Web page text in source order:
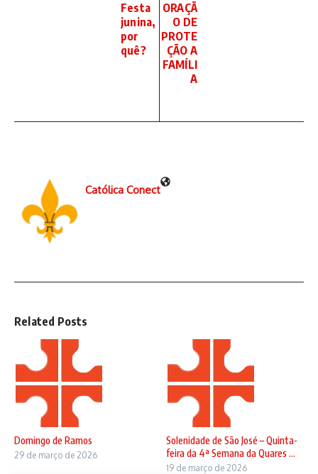
Festa
junina,
por
quê?
ORAÇÃ
O DE
PROTE
ÇÃO A
FAMÍLI
A
Católica Conect
Related Posts
Domingo de Ramos
29 de março de 2026
Solenidade de São José – Quinta-
feira da 4ª Semana da Quares ...
19 de março de 2026